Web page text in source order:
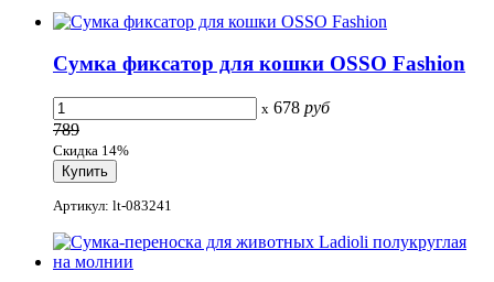
Сумка фиксатор для кошки OSSO Fashion
x 678 руб
789
Скидка 14%
Артикул: lt-083241